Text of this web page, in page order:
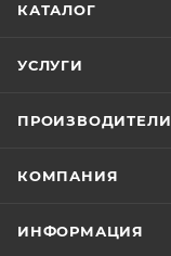
КАТАЛОГ
УСЛУГИ
ПРОИЗВОДИТЕЛИ
КОМПАНИЯ
ИНФОРМАЦИЯ